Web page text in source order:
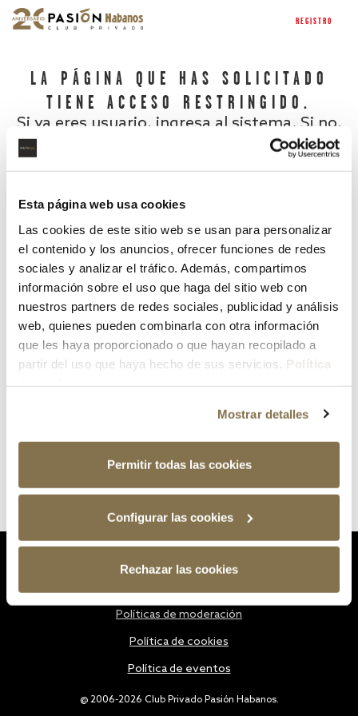
Esta página web usa cookies
Las cookies de este sitio web se usan para personalizar
el contenido y los anuncios, ofrecer funciones de redes
sociales y analizar el tráfico. Además, compartimos
información sobre el uso que haga del sitio web con
nuestros partners de redes sociales, publicidad y análisis
web, quienes pueden combinarla con otra información
que les haya proporcionado o que hayan recopilado a
partir del uso que haya hecho de sus servicios. Política
Mostrar detalles
Permitir todas las cookies
Configurar las cookies
Rechazar las cookies
REGISTRO
LA PÁGINA QUE HAS SOLICITADO
TIENE ACCESO RESTRINGIDO.
Si ya eres usuario, ingresa al sistema. Si no,
¿Has olvidado tu contraseña?
@ 2006-2026 Club Privado Pasión Habanos.
Políticas de moderación
Política de cookies
Política de eventos